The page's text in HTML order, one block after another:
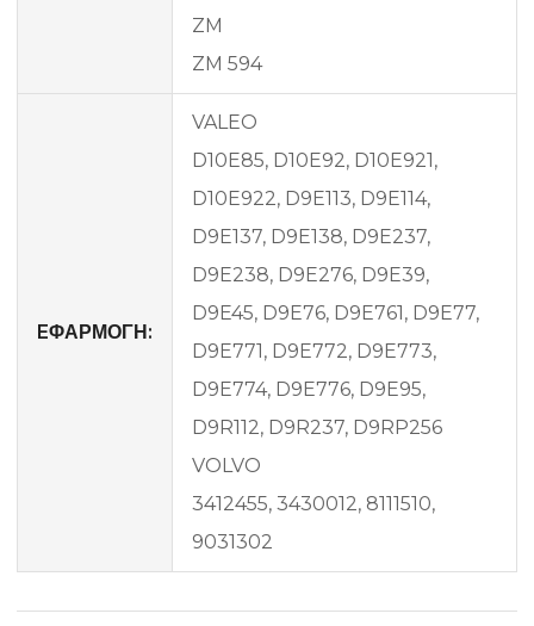
ZM
ZM 594
EΦΑΡΜΟΓΗ:
VALEO
D10E85, D10E92, D10E921,
D10E922, D9E113, D9E114,
D9E137, D9E138, D9E237,
D9E238, D9E276, D9E39,
D9E45, D9E76, D9E761, D9E77,
D9E771, D9E772, D9E773,
D9E774, D9E776, D9E95,
D9R112, D9R237, D9RP256
VOLVO
3412455, 3430012, 8111510,
9031302